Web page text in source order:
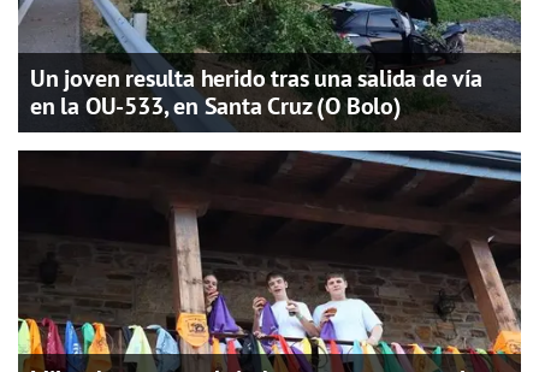
Un joven resulta herido tras una salida de vía
en la OU-533, en Santa Cruz (O Bolo)